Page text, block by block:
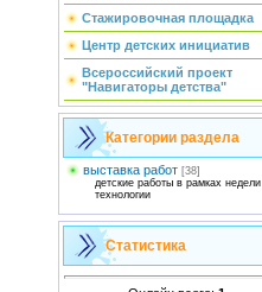
Стажировочная площадка
Центр детских инициатив
Всероссийский проект
"Навигаторы детства"
Категории раздела
выставка работ [38]
детские работы в рамках недели
технологии
Статистика